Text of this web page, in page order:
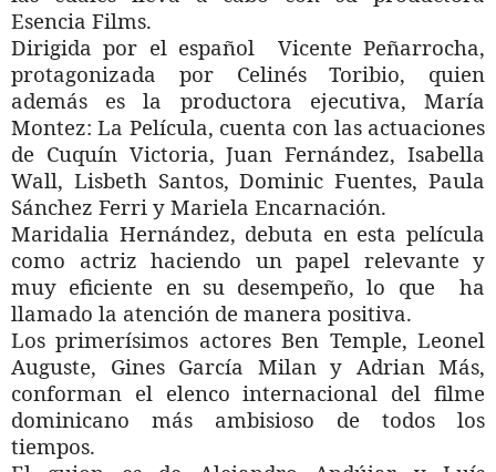
Esencia Films.
Dirigida por el español Vicente Peñarrocha,
protagonizada por Celinés Toribio, quien
además es la productora ejecutiva, María
Montez: La Película, cuenta con las actuaciones
de Cuquín Victoria, Juan Fernández, Isabella
Wall, Lisbeth Santos, Dominic Fuentes, Paula
Sánchez Ferri y Mariela Encarnación.
Maridalia Hernández, debuta en esta película
como actriz haciendo un papel relevante y
muy eficiente en su desempeño, lo que ha
llamado la atención de manera positiva.
Los primerísimos actores Ben Temple, Leonel
Auguste, Gines García Milan y Adrian Más,
conforman el elenco internacional del filme
dominicano más ambisioso de todos los
tiempos.